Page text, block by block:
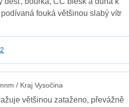
fouká většinou slabý vítr
/ Kraj Vysočina
většinou zataženo, převážně